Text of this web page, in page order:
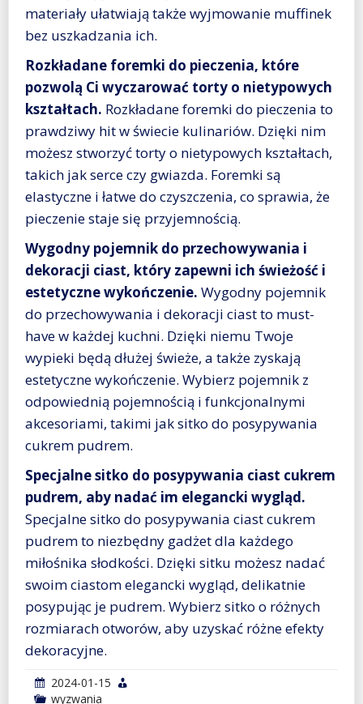
materiały ułatwiają także wyjmowanie muffinek
bez uszkadzania ich.
Rozkładane foremki do pieczenia, które
pozwolą Ci wyczarować torty o nietypowych
kształtach. Rozkładane foremki do pieczenia to
prawdziwy hit w świecie kulinariów. Dzięki nim
możesz stworzyć torty o nietypowych kształtach,
takich jak serce czy gwiazda. Foremki są
elastyczne i łatwe do czyszczenia, co sprawia, że
pieczenie staje się przyjemnością.
Wygodny pojemnik do przechowywania i
dekoracji ciast, który zapewni ich świeżość i
estetyczne wykończenie. Wygodny pojemnik
do przechowywania i dekoracji ciast to must-
have w każdej kuchni. Dzięki niemu Twoje
wypieki będą dłużej świeże, a także zyskają
estetyczne wykończenie. Wybierz pojemnik z
odpowiednią pojemnością i funkcjonalnymi
akcesoriami, takimi jak sitko do posypywania
cukrem pudrem.
Specjalne sitko do posypywania ciast cukrem
pudrem, aby nadać im elegancki wygląd.
Specjalne sitko do posypywania ciast cukrem
pudrem to niezbędny gadżet dla każdego
miłośnika słodkości. Dzięki sitku możesz nadać
swoim ciastom elegancki wygląd, delikatnie
posypując je pudrem. Wybierz sitko o różnych
rozmiarach otworów, aby uzyskać różne efekty
dekoracyjne.
2024-01-15
wyzwania